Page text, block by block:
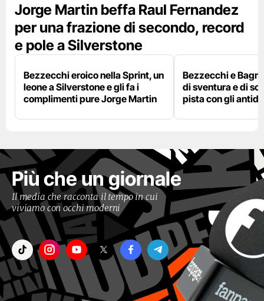
Jorge Martin beffa Raul Fernandez
per una frazione di secondo, record
e pole a Silverstone
Bezzecchi eroico nella Sprint, un
leone a Silverstone e gli fa i
complimenti pure Jorge Martin
Bezzecchi e
di sventura e di
pista con gli
Più che un giornale
Il media che racconta il tempo in cui
viviamo con occhi moderni